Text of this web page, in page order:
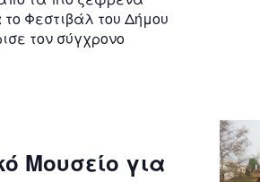
Φεστιβάλ του Δήμου
τον σύγχρονο
Μουσείο για